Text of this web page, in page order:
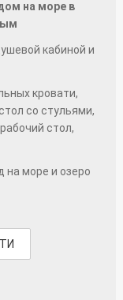
на море в
кабиной и
кровати,
со стульями,
стол,
на море и озеро